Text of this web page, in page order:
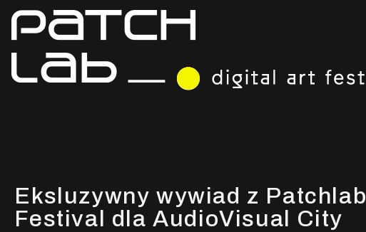
Eksluzywny wywiad z Patchlab
Festival dla AudioVisual City